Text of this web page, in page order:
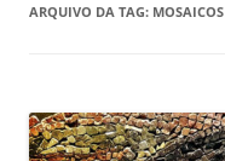
ARQUIVO DA TAG: MOSAICOS